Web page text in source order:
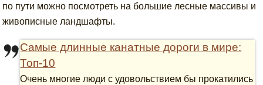
по пути можно посмотреть на большие лесные массивы и
живописные ландшафты.
Самые длинные канатные дороги в мире:
Топ-10
Очень многие люди с удовольствием бы прокатились